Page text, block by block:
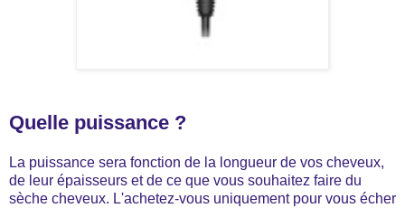
Quelle puissance ?
La puissance sera fonction de la longueur de vos cheveux,
de leur épaisseurs et de ce que vous souhaitez faire du
sèche cheveux. L'achetez-vous uniquement pour vous écher